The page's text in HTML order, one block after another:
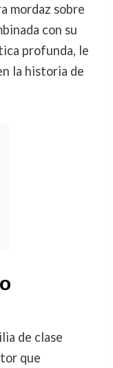
mordaz sobre
con su
profunda, le
la historia de
de clase
que